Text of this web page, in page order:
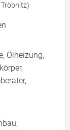
Ölheizung,